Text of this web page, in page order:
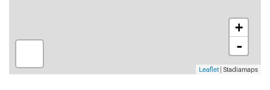
+
-
Leaflet | Stadiamaps